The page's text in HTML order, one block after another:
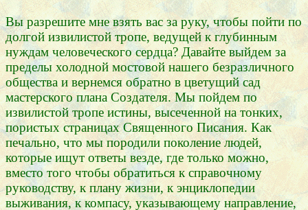
Вы разрешите мне взять вас за руку, чтобы пойти по
долгой извилистой тропе, ведущей к глубинным
нуждам человеческого сердца? Давайте выйдем за
пределы холодной мостовой нашего безразличного
общества и вернемся обратно в цветущий сад
мастерского плана Создателя. Мы пойдем по
извилистой тропе истины, высеченной на тонких,
пористых страницах Священного Писания. Как
печально, что мы породили поколение людей,
которые ищут ответы везде, где только можно,
вместо того чтобы обратиться к справочному
руководству, к плану жизни, к энциклопедии
выживания, к компасу, указывающему направление,